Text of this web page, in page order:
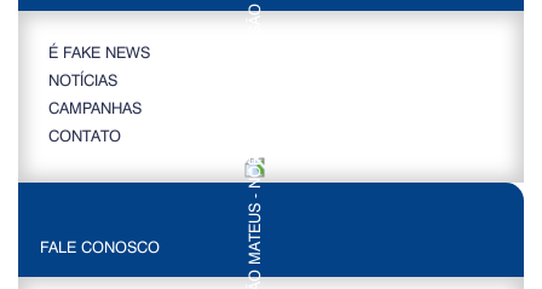
É FAKE NEWS
NOTÍCIAS
CAMPANHAS
CONTATO
FALE CONOSCO